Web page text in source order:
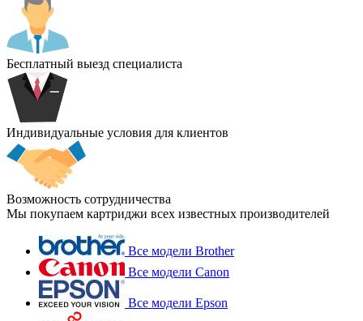
Бесплатный выезд специалиста
Индивидуальные условия для клиентов
Возможность сотрудничества
Мы покупаем картриджи всех известных производителей
Все модели Brother
Все модели Canon
Все модели Epson